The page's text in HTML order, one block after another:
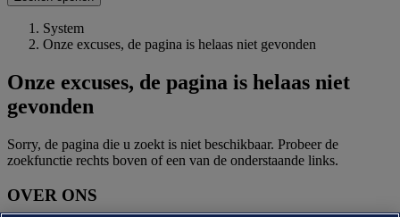
System
Onze excuses, de pagina is helaas niet gevonden
Onze excuses, de pagina is helaas niet
gevonden
Sorry, de pagina die u zoekt is niet beschikbaar. Probeer de
zoekfunctie rechts boven of een van de onderstaande links.
OVER ONS